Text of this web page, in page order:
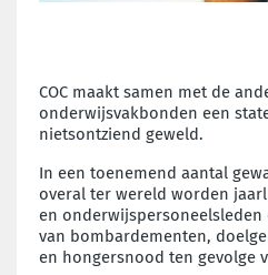
COC maakt samen met de
onderwijsvakbonden een
nietsontziend geweld.
In een toenemend aantal
overal ter wereld worden
en
van bombardementen,
en hongersnood ten gevolge